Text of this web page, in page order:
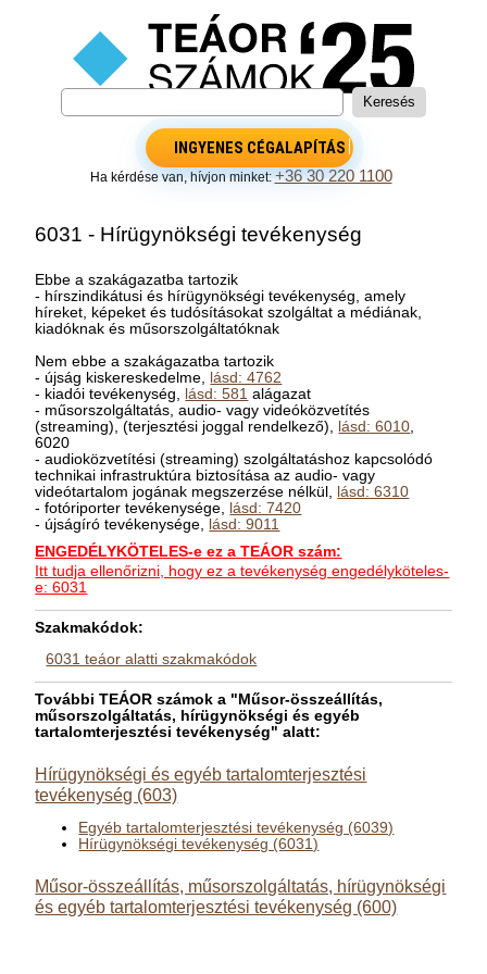
INGYENES CÉGALAPÍTÁS
Ha kérdése van, hívjon minket:+36 30 220 1100
6031 - Hírügynökségi tevékenység
Ebbe a szakágazatba tartozik
- hírszindikátusi és hírügynökségi tevékenység, amely
híreket, képeket és tudósításokat szolgáltat a médiának,
kiadóknak és műsorszolgáltatóknak
Nem ebbe a szakágazatba tartozik
- újság kiskereskedelme, lásd: 4762
- kiadói tevékenység, lásd: 581 alágazat
- műsorszolgáltatás, audio- vagy videóközvetítés
(streaming), (terjesztési joggal rendelkező), lásd: 6010
6020
- audioközvetítési (streaming) szolgáltatáshoz kapcsolódó
technikai infrastruktúra biztosítása az audio- vagy
videótartalom jogának megszerzése nélkül, lásd: 6310
- fotóriporter tevékenysége, lásd: 7420
- újságíró tevékenysége, lásd: 9011
ENGEDÉLYKÖTELES-e ez a TEÁOR szám:
Itt tudja ellenőrizni, hogy ez a tevékenység engedélyköteles-
e: 6031
Szakmakódok:
6031 teáor alatti szakmakódok
További TEÁOR számok a "Műsor-összeállítás,
műsorszolgáltatás, hírügynökségi és egyéb
tartalomterjesztési tevékenység" alatt:
Hírügynökségi és egyéb tartalomterjesztési
tevékenység (603)
Egyéb tartalomterjesztési tevékenység (6039)
Hírügynökségi tevékenység (6031)
Műsor-összeállítás, műsorszolgáltatás, hírügynökségi
és egyéb tartalomterjesztési tevékenység (600)